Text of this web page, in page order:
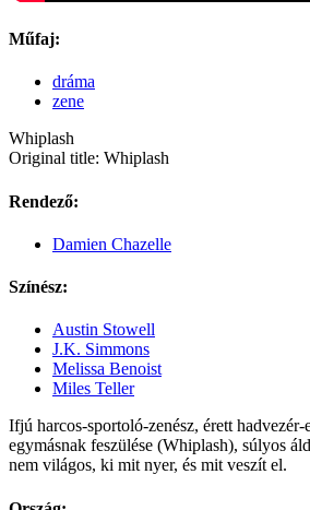
Műfaj:
dráma
zene
Whiplash
Original title: Whiplash
Rendező:
Damien Chazelle
Színész:
Austin Stowell
J.K. Simmons
Melissa Benoist
Miles Teller
Ifjú harcos-sportoló-zenész, érett hadvezér-
egymásnak feszülése (Whiplash), súlyos
nem világos, ki mit nyer, és mit veszít el.